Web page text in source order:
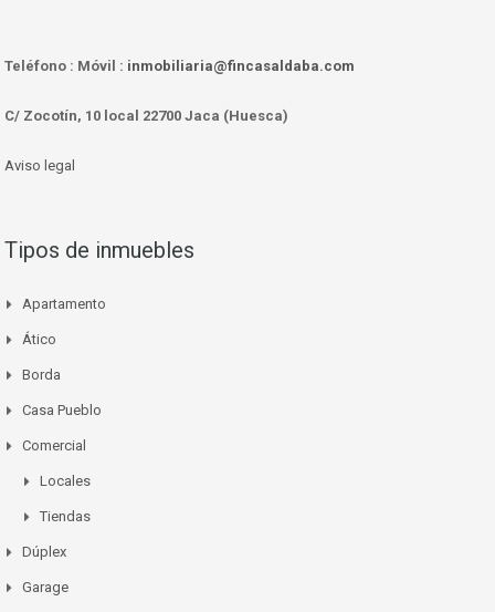
Teléfono : Móvil : inmobiliaria@fincasaldaba.com
C/ Zocotín, 10 local 22700 Jaca (Huesca)
Aviso legal
Tipos de inmuebles
Apartamento
Ático
Borda
Casa Pueblo
Comercial
Locales
Tiendas
Dúplex
Garage